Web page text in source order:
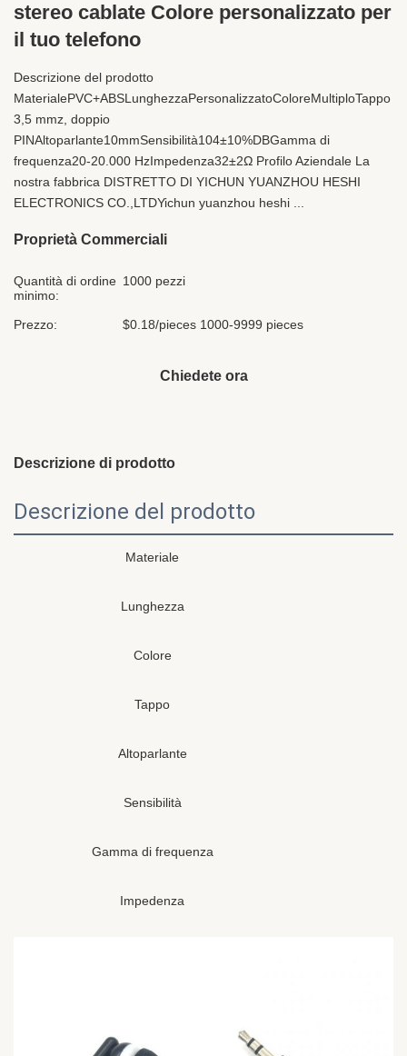
stereo cablate Colore personalizzato per
il tuo telefono
Descrizione del prodotto
MaterialePVC+ABSLunghezzaPersonalizzatoColoreMultiploTappo
3,5 mmz, doppio
PINAltoparlante10mmSensibilità104±10%DBGamma di
frequenza20-20.000 HzImpedenza32±2Ω Profilo Aziendale La
nostra fabbrica DISTRETTO DI YICHUN YUANZHOU HESHI
ELECTRONICS CO.,LTDYichun yuanzhou heshi ...
Proprietà Commerciali
Quantità di ordine
minimo:
1000 pezzi
Prezzo: $0.18/pieces 1000-9999 pieces
Chiedete ora
Descrizione di prodotto
Descrizione del prodotto
Materiale
Lunghezza
Colore
Tappo
Altoparlante
Sensibilità
Gamma di frequenza
Impedenza